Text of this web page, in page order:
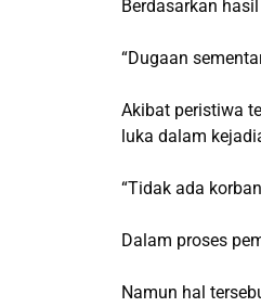
Berdasarkan
“Dugaan
Akibat peristiwa
luka dalam
“Tidak ada
Dalam proses
Namun hal